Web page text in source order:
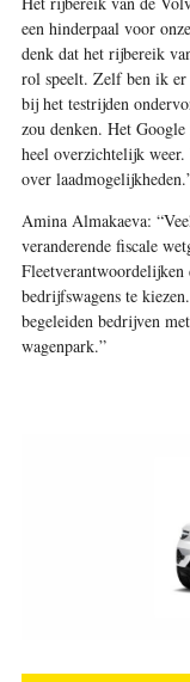
een hinderpaal voor
denk dat het rijbereik
rol speelt. Zelf ben ik
bij het testrijden
zou denken. Het
heel overzichtelijk
over
Amina Almakaeva:
veranderende fiscale
bedrijfswagens te
begeleiden bedrijven
wagenpark.”